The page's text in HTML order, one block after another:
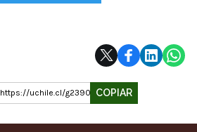
https://uchile.cl/g239029COPIAR